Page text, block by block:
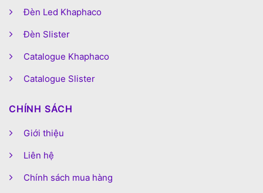
Đèn Led Khaphaco
Đèn Slister
Catalogue Khaphaco
Catalogue Slister
CHÍNH SÁCH
Giới thiệu
Liên hệ
Chính sách mua hàng